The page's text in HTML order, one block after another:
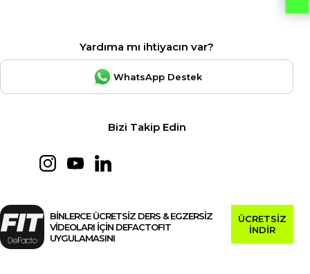
Yardıma mı ihtiyacın var?
WhatsApp Destek
Bizi Takip Edin
BİNLERCE ÜCRETSİZ DERS & EGZERSİZ
VİDEOLARI İÇİN DEFACTOFIT
UYGULAMASINI
ÜCRETSİZ
İNDİR